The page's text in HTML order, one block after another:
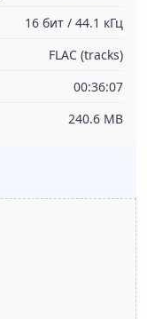
16 бит / 44.1 кГц
FLAC (tracks)
00:36:07
240.6 MB